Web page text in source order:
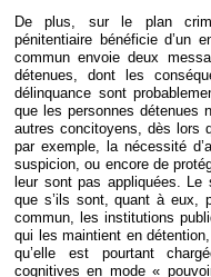
De plus, sur le plan
pénitentiaire bénéficie d’un
commun envoie deux
détenues, dont les
délinquance sont
que les personnes détenues
autres concitoyens, dès lors
par exemple, la nécessité
suspicion, ou encore de
leur sont pas appliquées.
que s’ils sont, quant à eux,
commun, les institutions
qui les maintient en
qu’elle est pourtant
cognitives en mode «